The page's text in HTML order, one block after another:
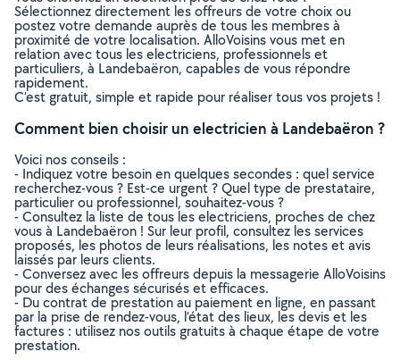
Sélectionnez directement les offreurs de votre choix ou
postez votre demande auprès de tous les membres à
proximité de votre localisation. AlloVoisins vous met en
relation avec tous les electriciens, professionnels et
particuliers, à Landebaëron, capables de vous répondre
rapidement.
C’est gratuit, simple et rapide pour réaliser tous vos projets !
Comment bien choisir un electricien à Landebaëron ?
Voici nos conseils :
- Indiquez votre besoin en quelques secondes : quel service
recherchez-vous ? Est-ce urgent ? Quel type de prestataire,
particulier ou professionnel, souhaitez-vous ?
- Consultez la liste de tous les electriciens, proches de chez
vous à Landebaëron ! Sur leur profil, consultez les services
proposés, les photos de leurs réalisations, les notes et avis
laissés par leurs clients.
- Conversez avec les offreurs depuis la messagerie AlloVoisins
pour des échanges sécurisés et efficaces.
- Du contrat de prestation au paiement en ligne, en passant
par la prise de rendez-vous, l’état des lieux, les devis et les
factures : utilisez nos outils gratuits à chaque étape de votre
prestation.